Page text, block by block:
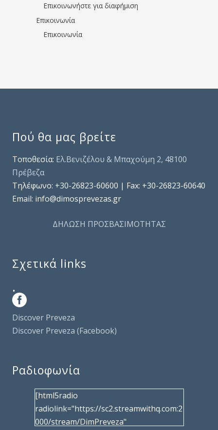
Επικοινωνήστε για διαφήμιση
Επικοινωνία
Επικοινωνία
Πού θα μας βρείτε
Τοποθεσία: Ελ.Βενιζέλου & Μπαχούμη 2, 48100
Πρέβεζα
Τηλέφωνo: +30-26823-60600 | Fax: +30-26823-60640
Email: info@dimosprevezas.gr
ΔΗΛΩΣΗ ΠΡΟΣΒΑΣΙΜΟΤΗΤΑΣ
Σχετικά links
.
Discover Preveza
Discover Preveza (Facebook)
Ραδιοφωνία
[html5radio
radiolink="https://sc2.streamwithq.com:2
000/stream/DimPreveza"